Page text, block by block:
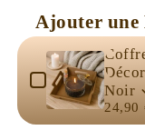
de
Bougie
Décorative
Humoristique
Majeur
Levé
Ajouter une
Use the Previous
Noir
24,90